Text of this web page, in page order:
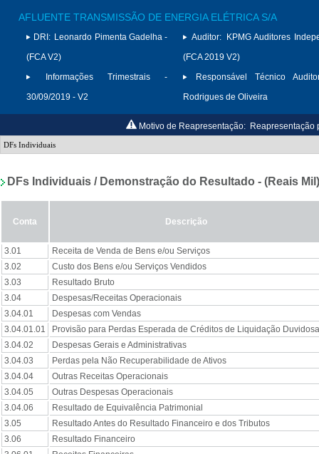
AFLUENTE TRANSMISSÃO DE ENERGIA ELÉTRICA S/A
DRI: Leonardo Pimenta Gadelha -
(FCA V2)
Informações Trimestrais -
30/09/2019 - V2
Auditor:
KPMG Auditores
(FCA 2019 V2)
Responsável Técnico
Rodrigues de Oliveira
Motivo de Reapresentação: Reapresentação